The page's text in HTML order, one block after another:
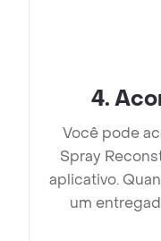
4.
Você pode
Spray
aplicativo.
um